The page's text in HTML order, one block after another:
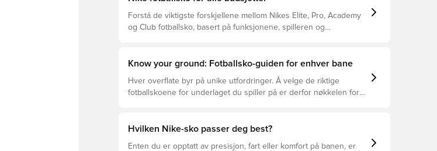
Forstå de viktigste forskjellene mellom Nikes Elite, Pro, Academy
og Club fotballsko, basert på funksjonene, spilleren og
Know your ground: Fotballsko-guiden for enhver bane
Hver overflate byr på unike utfordringer. Å velge de riktige
fotballskoene for underlaget du spiller på er derfor nøkkelen for
beste valget for de forskjellige overflatene.
Hvilken Nike-sko passer deg best?
Enten du er opptatt av presisjon, fart eller komfort på banen, er